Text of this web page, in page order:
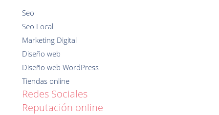
Seo
Seo Local
Marketing Digital
Diseño web
Diseño web WordPress
Tiendas online
Redes Sociales
Reputación online